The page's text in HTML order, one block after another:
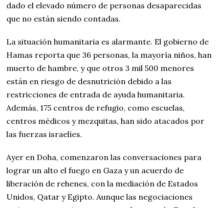
dado el elevado número de personas desaparecidas
que no están siendo contadas.
La situación humanitaria es alarmante. El gobierno de
Hamas reporta que 36 personas, la mayoría niños, han
muerto de hambre, y que otros 3 mil 500 menores
están en riesgo de desnutrición debido a las
restricciones de entrada de ayuda humanitaria.
Además, 175 centros de refugio, como escuelas,
centros médicos y mezquitas, han sido atacados por
las fuerzas israelíes.
Ayer en Doha, comenzaron las conversaciones para
lograr un alto el fuego en Gaza y un acuerdo de
liberación de rehenes, con la mediación de Estados
Unidos, Qatar y Egipto. Aunque las negociaciones